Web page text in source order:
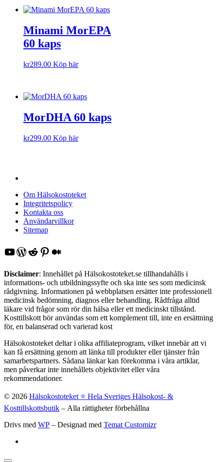
Minami MorEPA
60 kaps
kr289.00 Köp här
MorDHA 60 kaps
kr299.00 Köp här
Om Hälsokostoteket
Integritetspolicy
Kontakta oss
Användarvillkor
Sitemap
YouTube
WordPress
Reddit
Pinterest
Medium
Disclaimer: Innehållet på Hälsokostoteket.se tillhandahålls i
informations- och utbildningssyfte och ska inte ses som medicinsk
rådgivning. Informationen på webbplatsen ersätter inte professionell
medicinsk bedömning, diagnos eller behandling. Rådfråga alltid
läkare vid frågor som rör din hälsa eller ett medicinskt tillstånd.
Kosttillskott bör användas som ett komplement till, inte en ersättning
för, en balanserad och varierad kost
Hälsokostoteket deltar i olika affiliateprogram, vilket innebär att vi
kan få ersättning genom att länka till produkter eller tjänster från
samarbetspartners. Sådana länkar kan förekomma i våra artiklar,
men påverkar inte innehållets objektivitet eller våra
rekommendationer.
© 2026 Hälsokostoteket ⭐️ Hela Sveriges Hälsokost- &
Kosttillskottsbutik – Alla rättigheter förbehållna
Drivs med WP – Designad med Temat Customizr